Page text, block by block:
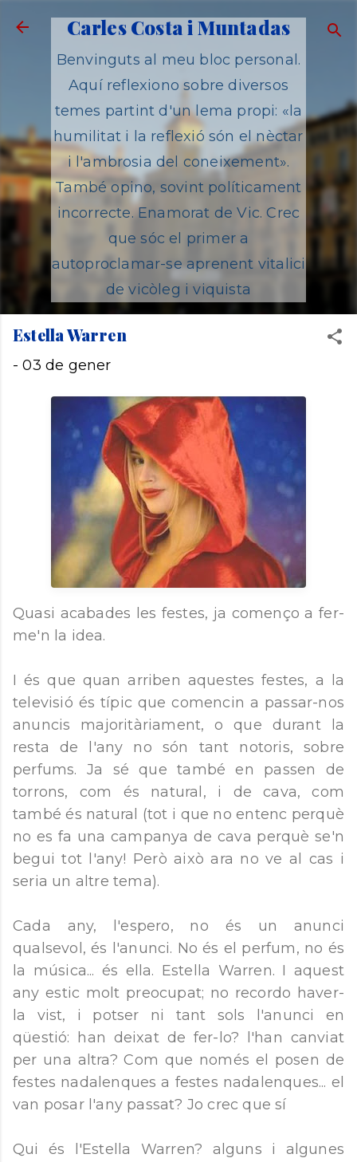
Salta al contingut principal
Carles Costa i Muntadas
Benvinguts al meu bloc personal.
Aquí reflexiono sobre diversos
temes partint d'un lema propi: «la
humilitat i la reflexió són el nèctar
i l'ambrosia del coneixement».
També opino, sovint políticament
incorrecte. Enamorat de Vic. Crec
que sóc el primer a
autoproclamar-se aprenent vitalici
de vicòleg i viquista
Estella Warren
-03 de gener
Quasi acabades les festes, ja començo a fer-
me'n la idea.
I és que quan arriben aquestes festes, a la
televisió és típic que comencin a passar-nos
anuncis majoritàriament, o que durant la
resta de l'any no són tant notoris, sobre
perfums. Ja sé que també en passen de
torrons, com és natural, i de cava, com
també és natural (tot i que no entenc perquè
no es fa una campanya de cava perquè se'n
begui tot l'any! Però això ara no ve al cas i
seria un altre tema).
Cada any, l'espero, no és un anunci
qualsevol, és l'anunci. No és el perfum, no és
la música... és ella. Estella Warren. I aquest
any estic molt preocupat; no recordo haver-
la vist, i potser ni tant sols l'anunci en
qüestió: han deixat de fer-lo? l'han canviat
per una altra? Com que només el posen de
festes nadalenques a festes nadalenques... el
van posar l'any passat? Jo crec que sí
Qui és l'Estella Warren? alguns i algunes